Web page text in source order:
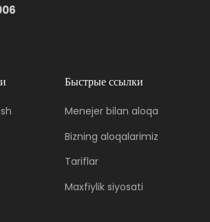
Быстрые ссылки
Menejer bilan aloqa
Bizning aloqalarimiz
Tariflar
Maxfiylik siyosati